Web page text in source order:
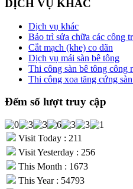
DỊCH VỤ KHÁC
Dịch vụ khác
Bảo trì sửa chữa các công
Cắt mạch (khe) co dãn
Dịch vụ mái sàn bê tông
Thi công sàn bê tông công
Thi công xoa tăng cứng
Đếm số lượt truy cập
Visit Today : 211
Visit Yesterday : 256
This Month : 1673
This Year : 54793